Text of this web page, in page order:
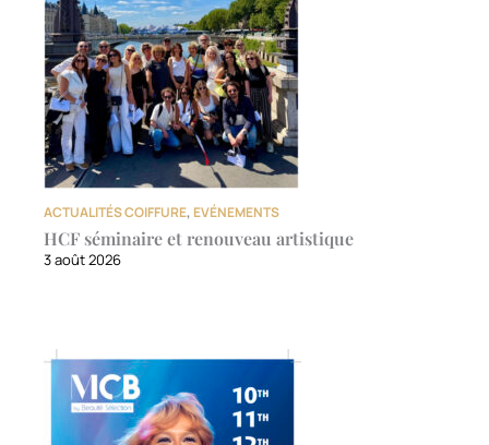
ACTUALITÉS COIFFURE, EVÉNEMENTS
HCF séminaire et renouveau artistique
3 août 2026